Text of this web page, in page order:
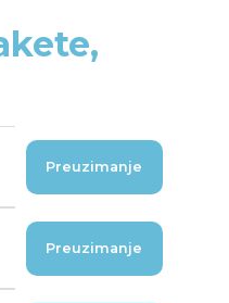
Preuzimanje
Preuzimanje